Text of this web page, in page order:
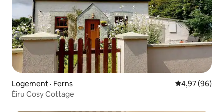
Logement · Ferns Note
4,97 (96)
Éiru Cosy Cottage